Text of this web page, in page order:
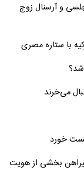
و آرسنال زوج
با ستاره مصری
می‌خرند
خورد
بخشی از هویت